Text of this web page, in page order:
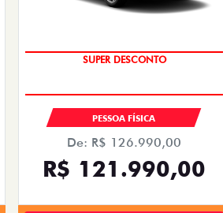
SUPER DESCONTO
PESSOA FÍSICA
De: R$ 126.990,00
R$ 121.990,00